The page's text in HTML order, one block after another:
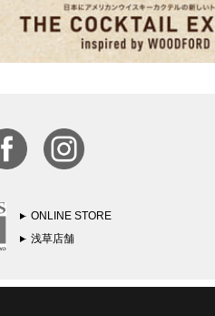
ONLINE STORE
浅草店舗